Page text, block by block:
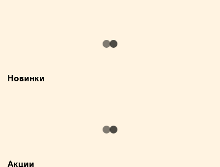
Новинки
Акции